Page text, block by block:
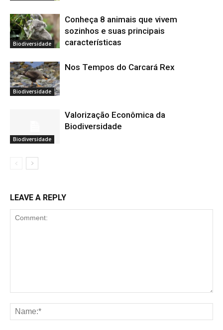
Biodiversidade
Conheça 8 animais que vivem
sozinhos e suas principais
características
Biodiversidade
Nos Tempos do Carcará Rex
Biodiversidade
Valorização Econômica da
Biodiversidade
LEAVE A REPLY